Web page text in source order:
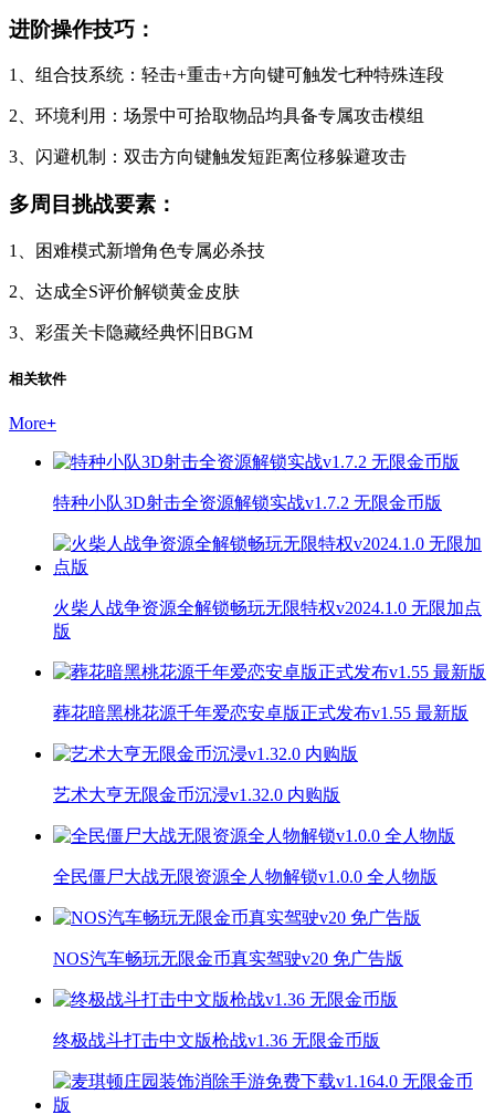
进阶操作技巧：
1、组合技系统：轻击+重击+方向键可触发七种特殊连段
2、环境利用：场景中可拾取物品均具备专属攻击模组
3、闪避机制：双击方向键触发短距离位移躲避攻击
多周目挑战要素：
1、困难模式新增角色专属必杀技
2、达成全S评价解锁黄金皮肤
3、彩蛋关卡隐藏经典怀旧BGM
相关软件
More+
特种小队3D射击全资源解锁实战v1.7.2 无限金币版
火柴人战争资源全解锁畅玩无限特权v2024.1.0 无限加点
版
葬花暗黑桃花源千年爱恋安卓版正式发布v1.55 最新版
艺术大亨无限金币沉浸v1.32.0 内购版
全民僵尸大战无限资源全人物解锁v1.0.0 全人物版
NOS汽车畅玩无限金币真实驾驶v20 免广告版
终极战斗打击中文版枪战v1.36 无限金币版